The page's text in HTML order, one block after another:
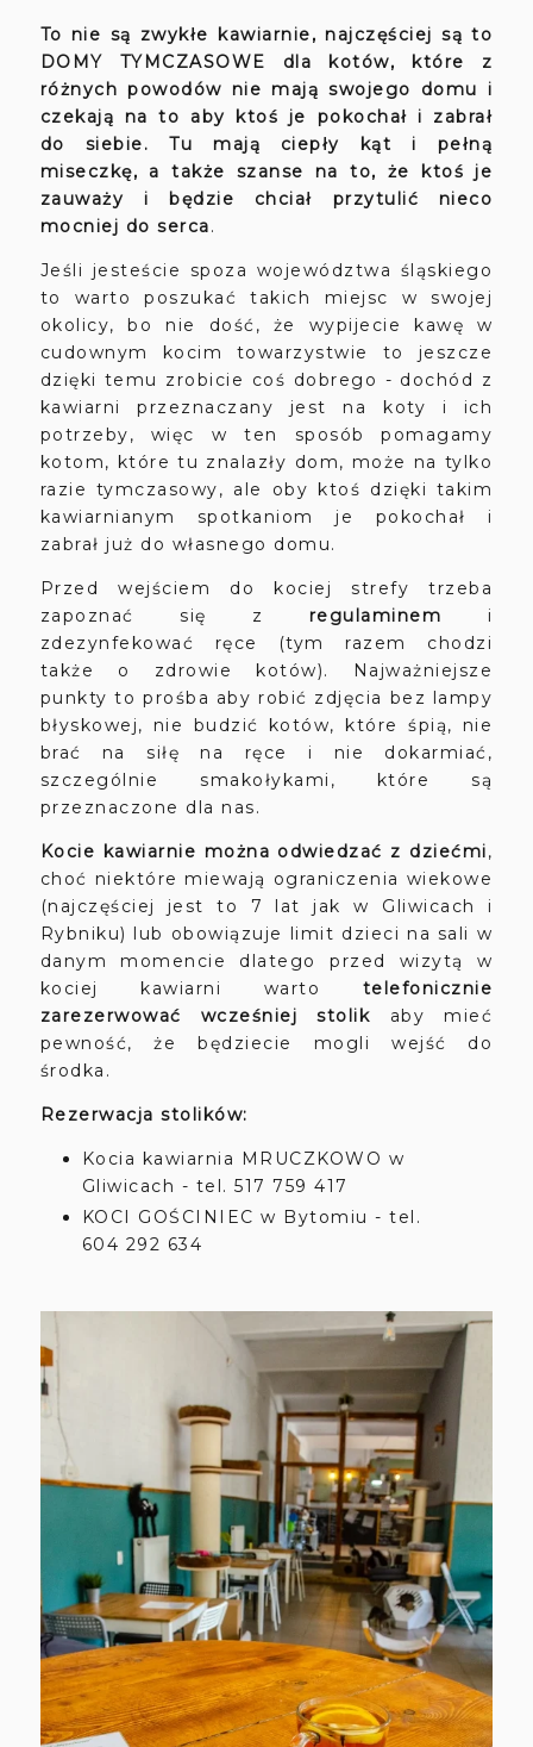
To nie są zwykłe kawiarnie, najczęściej są to
DOMY TYMCZASOWE dla kotów, które z
różnych powodów nie mają swojego domu i
czekają na to aby ktoś je pokochał i zabrał
do siebie. Tu mają ciepły kąt i pełną
miseczkę, a także szanse na to, że ktoś je
zauważy i będzie chciał przytulić nieco
mocniej do serca.
Jeśli jesteście spoza województwa śląskiego
to warto poszukać takich miejsc w swojej
okolicy, bo nie dość, że wypijecie kawę w
cudownym kocim towarzystwie to jeszcze
dzięki temu zrobicie coś dobrego - dochód z
kawiarni przeznaczany jest na koty i ich
potrzeby, więc w ten sposób pomagamy
kotom, które tu znalazły dom, może na tylko
razie tymczasowy, ale oby ktoś dzięki takim
kawiarnianym spotkaniom je pokochał i
zabrał już do własnego domu.
Przed wejściem do kociej strefy trzeba
zapoznać się z regulaminem i
zdezynfekować ręce (tym razem chodzi
także o zdrowie kotów). Najważniejsze
punkty to prośba aby robić zdjęcia bez lampy
błyskowej, nie budzić kotów, które śpią, nie
brać na siłę na ręce i nie dokarmiać,
szczególnie smakołykami, które są
przeznaczone dla nas.
Kocie kawiarnie można odwiedzać z dziećmi,
choć niektóre miewają ograniczenia wiekowe
(najczęściej jest to 7 lat jak w Gliwicach i
Rybniku) lub obowiązuje limit dzieci na sali w
danym momencie dlatego przed wizytą w
kociej kawiarni warto
telefonicznie
zarezerwować wcześniej stolik aby mieć
pewność, że będziecie mogli wejść do
środka.
Rezerwacja stolików:
Kocia kawiarnia MRUCZKOWO w
Gliwicach - tel. 517 759 417
KOCI GOŚCINIEC w Bytomiu - tel.
604 292 634